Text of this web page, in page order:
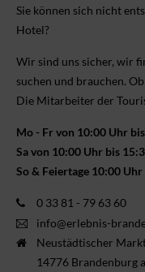
Sie können sich nicht
Hotel?
Wir sind uns sicher, wir
suchen und brauchen.
Die Mitarbeiter der
Mo - Fr von 10:00 Uhr
Sa von 10:00 Uhr bis
So & Feiertage 10:00
0 33 81 - 79 63 60
info@erlebnis-
Neustädtischer
14776 Brandenburg